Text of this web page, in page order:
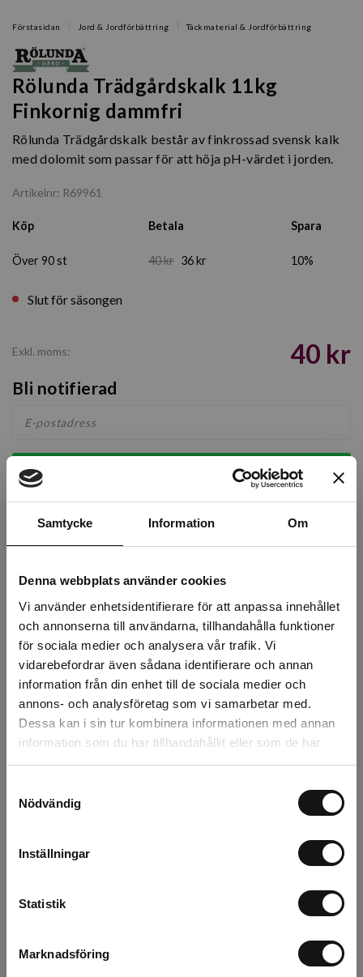
Samtycke Information Om
Denna webbplats använder cookies
Vi använder enhetsidentifierare för att anpassa innehållet
och annonserna till användarna, tillhandahålla funktioner
för sociala medier och analysera vår trafik. Vi
vidarebefordrar även sådana identifierare och annan
information från din enhet till de sociala medier och
annons- och analysföretag som vi samarbetar med.
Dessa kan i sin tur kombinera informationen med annan
information som du har tillhandahållit eller som de har
samlat in när du har använt deras tjänster.
Nödvändig
Inställningar
Statistik
Marknadsföring
Förstasidan Jord & Jordförbättring Täckmaterial & Jordförbättring
Rölunda Trädgårdskalk 11kg
Finkornig dammfri
Rölunda Trädgårdskalk består av finkrossad svensk kalk
med dolomit som passar för att höja pH-värdet i jorden.
Artikelnr: R69961
Köp Betala Spara
Över 90 st 40 kr 36 kr 10%
Slut för säsongen
Exkl. moms: 40 kr
Bli notifierad
Kvalitetsprodukter
Över 30 år i branschen!
Lagerstatus
Årsta 0 st
Rotebro
Uppsala 0 st
Beskrivning
Recensioner
Om tillverkaren